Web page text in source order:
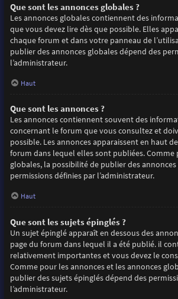
Que sont les annonces globales ?
Les annonces globales contiennent des
que vous devez lire dès que possible. Elles
chaque forum et dans votre panneau de
publier des annonces globales dépend des
l’administrateur.
Haut
Que sont les annonces ?
Les annonces contiennent souvent des
concernant le forum que vous consultez et
possible. Les annonces apparaissent en haut
forum dans lequel elles sont publiées. Comme
globales, la possibilité de publier des
permissions définies par l’administrateur.
Haut
Que sont les sujets épinglés ?
Un sujet épinglé apparaît en dessous des
page du forum dans lequel il a été publié. il
relativement importantes et vous devez le
Comme pour les annonces et les annonces
publier des sujets épinglés dépend des
l’administrateur.